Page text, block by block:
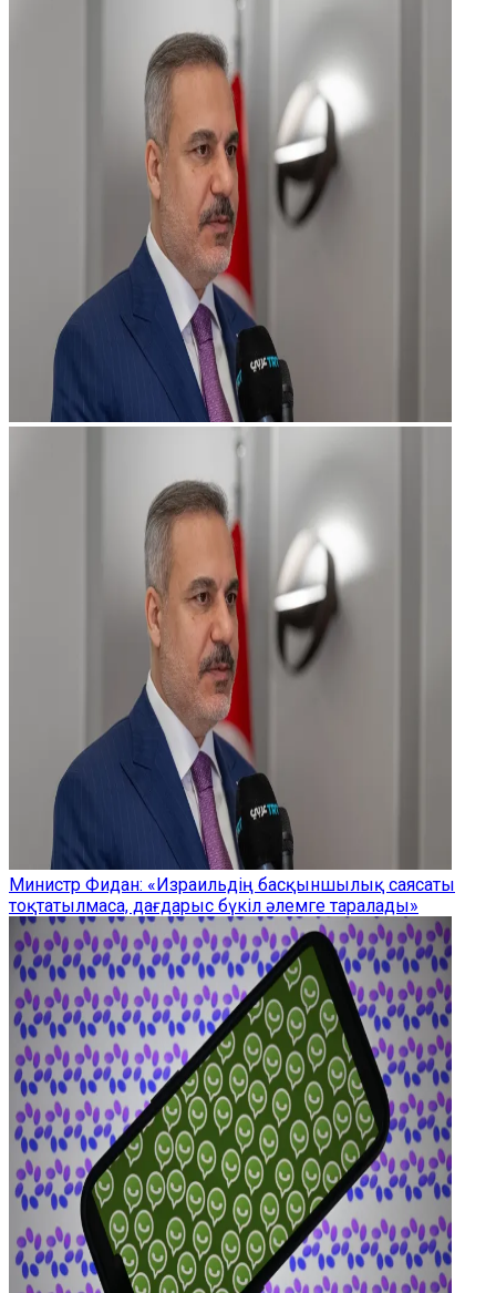
Министр Фидан: «Израильдің басқыншылық саясаты
тоқтатылмаса, дағдарыс бүкіл әлемге таралады»